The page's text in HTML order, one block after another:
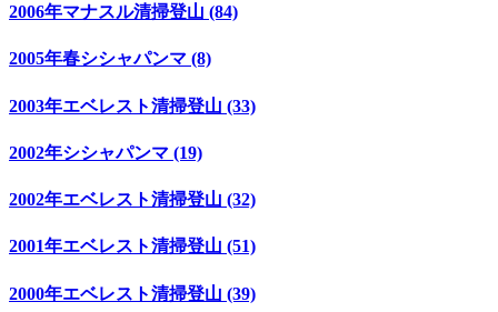
2006年マナスル清掃登山 (84)
2005年春シシャパンマ (8)
2003年エベレスト清掃登山 (33)
2002年シシャパンマ (19)
2002年エベレスト清掃登山 (32)
2001年エベレスト清掃登山 (51)
2000年エベレスト清掃登山 (39)